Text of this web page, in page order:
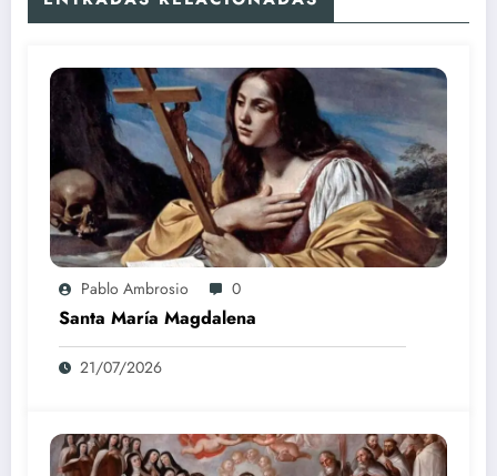
Pablo Ambrosio 0
Santa María Magdalena
21/07/2026